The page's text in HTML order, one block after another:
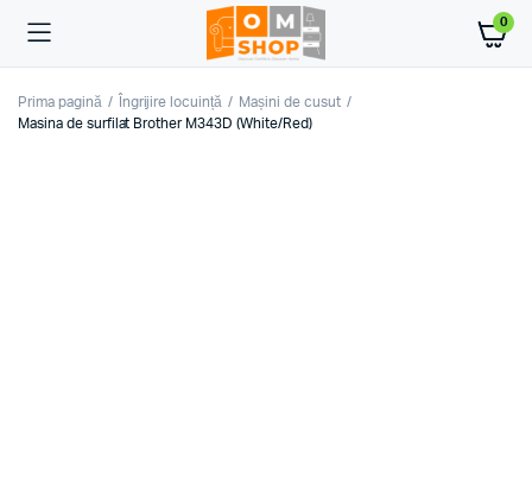
0
Prima pagină Îngrijire locuință
Mașini de cusut
Masina de surfilat Brother M343D (White/Red)